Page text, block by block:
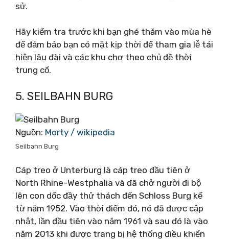
sử.
Hãy kiểm tra trước khi bạn ghé thăm vào mùa hè
để đảm bảo bạn có mặt kịp thời để tham gia lễ tái
hiện lâu đài và các khu chợ theo chủ đề thời
trung cổ.
5. SEILBAHN BURG
Nguồn: Morty / wikipedia
Seilbahn Burg
Cáp treo ở Unterburg là cáp treo đầu tiên ở
North Rhine-Westphalia và đã chở người đi bộ
lên con dốc đầy thử thách đến Schloss Burg kể
từ năm 1952. Vào thời điểm đó, nó đã được cập
nhật, lần đầu tiên vào năm 1961 và sau đó là vào
năm 2013 khi được trang bị hệ thống điều khiển